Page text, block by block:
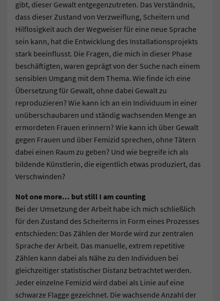
gibt, dieser Gewalt entgegenzutreten. Das Verständnis,
dass dieser Zustand von Verzweiflung, Scheitern und
Hilflosigkeit auch der Wegweiser für eine neue Sprache
sein kann, hat die Entwicklung des Installationsprojekts
stark beeinflusst. Die Fragen, die mich in dieser Phase
beschäftigten, waren geprägt von der Suche nach einem
sensiblen Umgang mit dem Thema. Wie finde ich eine
Übersetzung für Gewalt, ohne dabei Gewalt zu
reproduzieren? Wie kann ich an ein Individuum in einer
unüberschaubaren und ständig wachsenden Menge an
ermordeten Frauen erinnern? Wie kann ich über Gewalt
gegen Frauen und über Femizid sprechen, ohne Tätern
dabei einen Raum zu geben? Und wie begreife ich als
bildende Künstlerin, die eigentlich etwas produziert, das
Verschwinden?
Not one more… but still I am counting
Bei der Umsetzung der Arbeit habe ich mich schließlich
für den Zustand des Scheiterns in Form eines Prozesses
entschieden: Das Zählen der Morde wird zur zentralen
Sprache der Arbeit. Das manuelle, extrem repetitive
Zählen kann dabei als Nähe zu den Individuen bei
gleichzeitiger statistischer Distanz betrachtet werden.
Jeder einzelne Femizid wird dabei als Linie auf eine
schwarze Flagge gezeichnet. Die wachsende Anzahl der